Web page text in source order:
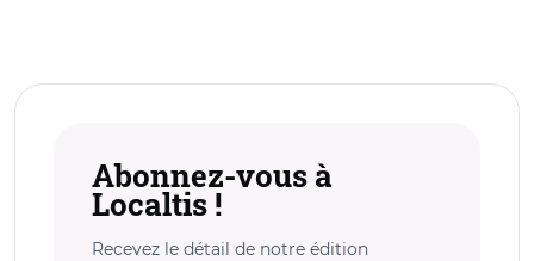
Abonnez-vous à
Localtis !
Recevez le détail de notre édition